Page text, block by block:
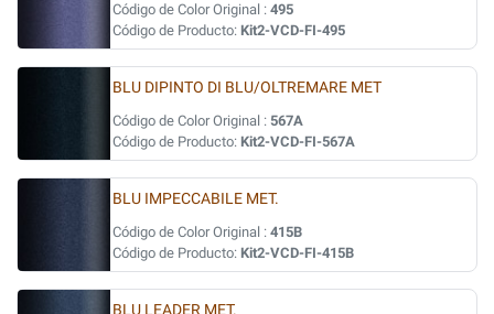
Código de Color Original : 495
Código de Producto: Kit2-VCD-FI-495
BLU DIPINTO DI BLU/OLTREMARE MET
Código de Color Original : 567A
Código de Producto: Kit2-VCD-FI-567A
BLU IMPECCABILE MET.
Código de Color Original : 415B
Código de Producto: Kit2-VCD-FI-415B
BLU LEADER MET.